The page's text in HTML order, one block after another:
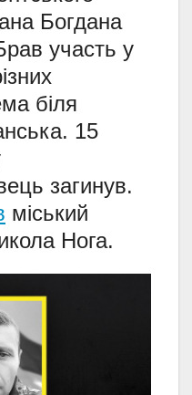
Богдана
участь у
біля
15
загинув.
міський
Нога.